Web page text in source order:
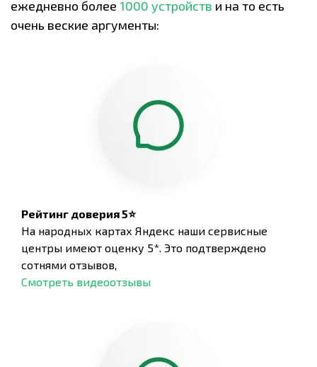
ежедневно более 1000 устройств и на то есть
очень веские аргументы:
Рейтинг доверия 5⭐
На народных картах Яндекс наши сервисные
центры имеют оценку 5*. Это подтверждено
сотнями отзывов,
Смотреть видеоотзывы